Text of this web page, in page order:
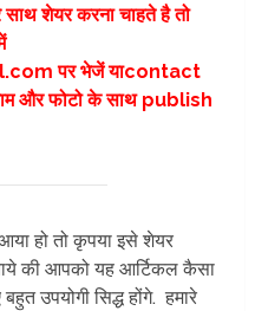
शेयर करना चाहते है तो
पर भेजें याcontact
और फोटो के साथ publish
हो तो कृपया इसे शेयर
की आपको यह आर्टिकल कैसा
उपयोगी सिद्ध होंगे. हमारे